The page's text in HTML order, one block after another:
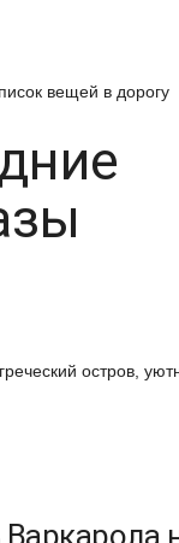
вещей в дорогу
остров,